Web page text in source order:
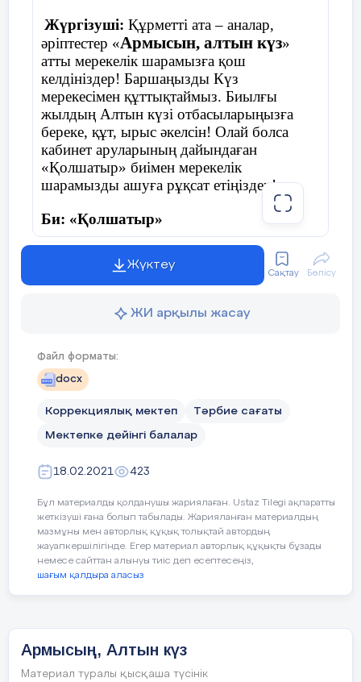
Жүргізуші: Құрметті ата – аналар,
әріптестер «Армысын, алтын күз»
атты мерекелік шарамызға қош
келдініздер! Баршаңызды Күз
мерекесімен құттықтаймыз. Биылғы
жылдың Алтын күзі отбасыларыңызға
береке, құт, ырыс әкелсін! Олай болса
кабинет аруларының дайындаған
«Қолшатыр» биімен мерекелік
шарамызды ашуға рұқсат етіңіздер!
Би: «Қолшатыр»
Армасыздар, халайық,
Бармысыздар, халайық!
Күзгі тойды жұп жазбай,
Бірге қарсы алайық!
Дидактикалық ойын: «Дәміне қарай
ажырат.»
Жемістердің аттарын атап, қышқыл, тәтті,
дәмдерін ажырата білуге үйрету.
Ойын: «Тамшылар мен жапырақтар»
Жерде шашылып жатқан тамшылар мен
жапырақтарды жинау. Тамшыларды
Жүктеу
Сақтау Бөлісу
ЖИ арқылы жасау
Файл форматы:
docx
Коррекциялық мектеп Тәрбие сағаты
Мектепке дейінгі балалар
18.02.2021 423
Бұл материалды қолданушы жариялаған. Ustaz Tilegi ақпаратты
жеткізуші ғана болып табылады. Жарияланған материалдың
мазмұны мен авторлық құқық толықтай автордың
жауапкершілігінде. Егер материал авторлық құқықты бұзады
немесе сайттан алынуы тиіс деп есептесеңіз,
шағым қалдыра аласыз
Армысың, Алтын күз
Материал туралы қысқаша түсінік